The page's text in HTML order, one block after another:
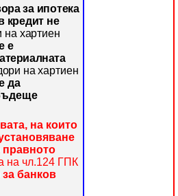
за ипотека
кредит не
на хартиен
е
ри на хартиен
да
на които
правното
на чл.124 ГПК
банков